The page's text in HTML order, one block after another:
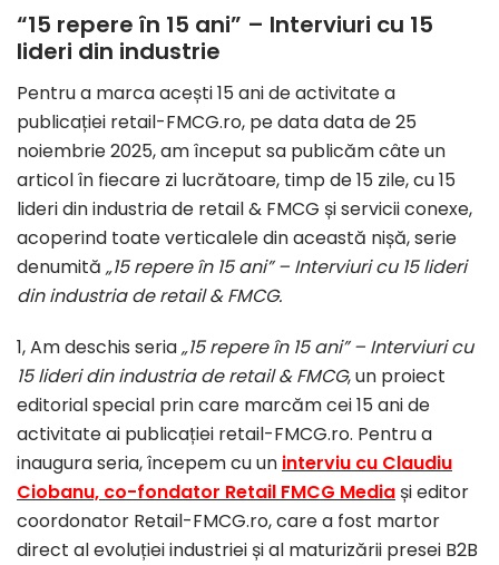
“15 repere în 15 ani” – Interviuri cu 15
lideri din industrie
Pentru a marca acești 15 ani de activitate a
publicației retail-FMCG.ro, pe data data de 25
noiembrie 2025, am început sa publicăm câte un
articol în fiecare zi lucrătoare, timp de 15 zile, cu 15
lideri din industria de retail & FMCG și servicii conexe,
acoperind toate verticalele din această nișă, serie
denumită „15 repere în 15 ani” – Interviuri cu 15 lideri
din industria de retail & FMCG.
1, Am deschis seria„15 repere în 15 ani” – Interviuri cu
15 lideri din industria de retail & FMCG, un proiect
editorial special prin care marcăm cei 15 ani de
activitate ai publicației retail-FMCG.ro. Pentru a
inaugura seria, începem cu un interviu cu Claudiu
Ciobanu, co-fondator Retail FMCG Mediași editor
coordonator Retail-FMCG.ro, care a fost martor
direct al evoluției industriei și al maturizării presei B2B